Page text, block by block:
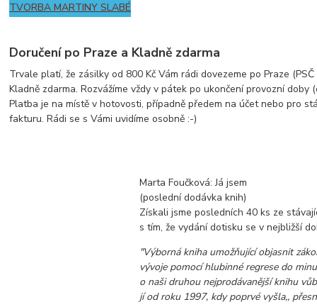
TVORBA MARTINY SLABÉ
Doručení po Praze a Kladně zdarma
Trvale platí, že zásilky od 800 Kč Vám rádi dovezeme po Praze
Kladně zdarma. Rozvážíme vždy v pátek po ukončení provozní doby
Platba je na místě v hotovosti, případně předem na účet nebo pro
fakturu. Rádi se s Vámi uvidíme osobně :-)
Marta Foučková: Já jsem
(poslední dodávka knih)
Získali jsme posledních 40 ks ze
s tím, že vydání dotisku se v nejbližší
"Výborná kniha umožňující objasnit
vývoje pomocí hlubinné regrese do
o naši druhou nejprodávanější knihu
jí od roku 1997, kdy poprvé vyšla,,